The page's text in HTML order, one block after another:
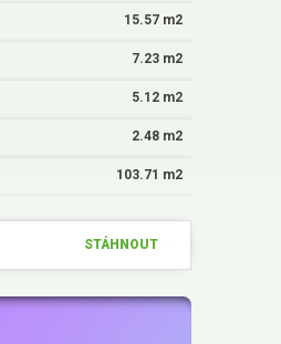
15.57 m2
7.23 m2
5.12 m2
2.48 m2
103.71 m2
STÁHNOUT